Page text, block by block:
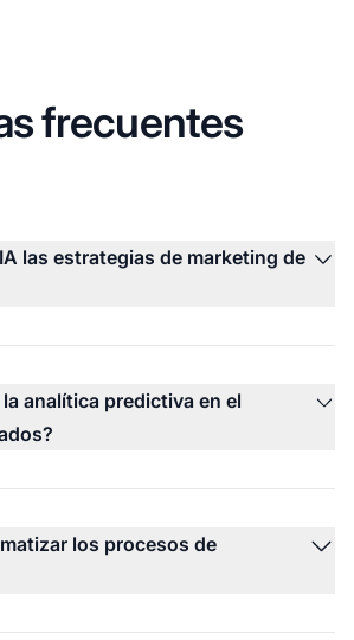
frecuentes
las estrategias de marketing de
analítica predictiva en el
los procesos de